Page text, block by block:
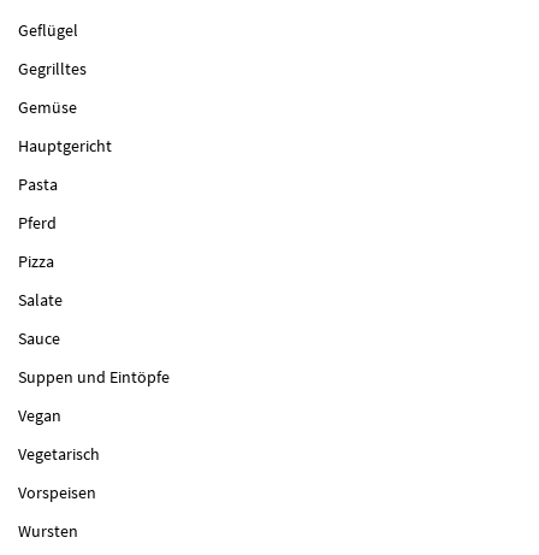
Geflügel
Gegrilltes
Gemüse
Hauptgericht
Pasta
Pferd
Pizza
Salate
Sauce
Suppen und Eintöpfe
Vegan
Vegetarisch
Vorspeisen
Wursten